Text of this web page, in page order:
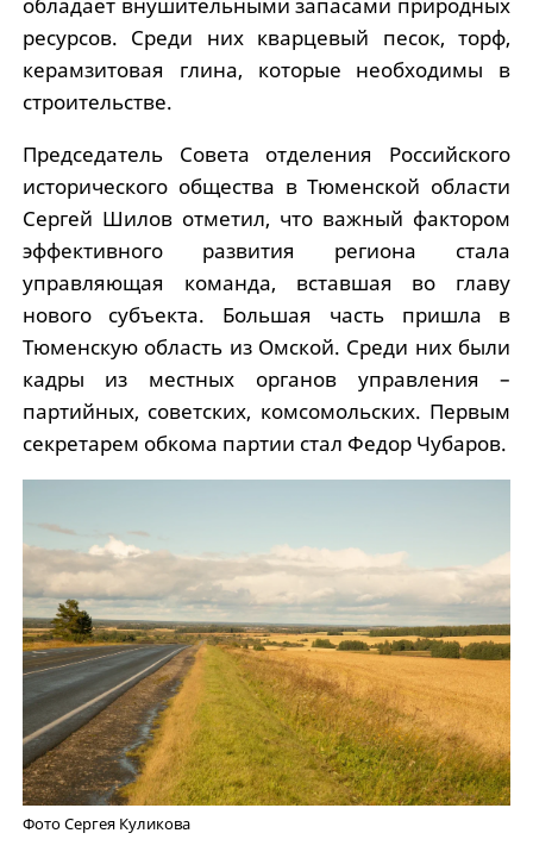
ресурсов. Среди них кварцевый песок, торф,
керамзитовая глина, которые необходимы в
строительстве.
Председатель Совета отделения Российского
исторического общества в Тюменской области
Сергей Шилов отметил, что важный фактором
эффективного развития региона стала
управляющая команда, вставшая во главу
нового субъекта. Большая часть пришла в
Тюменскую область из Омской. Среди них были
кадры из местных органов управления –
партийных, советских, комсомольских. Первым
секретарем обкома партии стал Федор Чубаров.
Фото Сергея Куликова